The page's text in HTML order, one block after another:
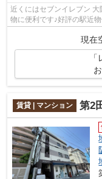
近くにはセブンイレブン
物に便利です♪好評の駅近
現在
賃貸 | マンション 第2